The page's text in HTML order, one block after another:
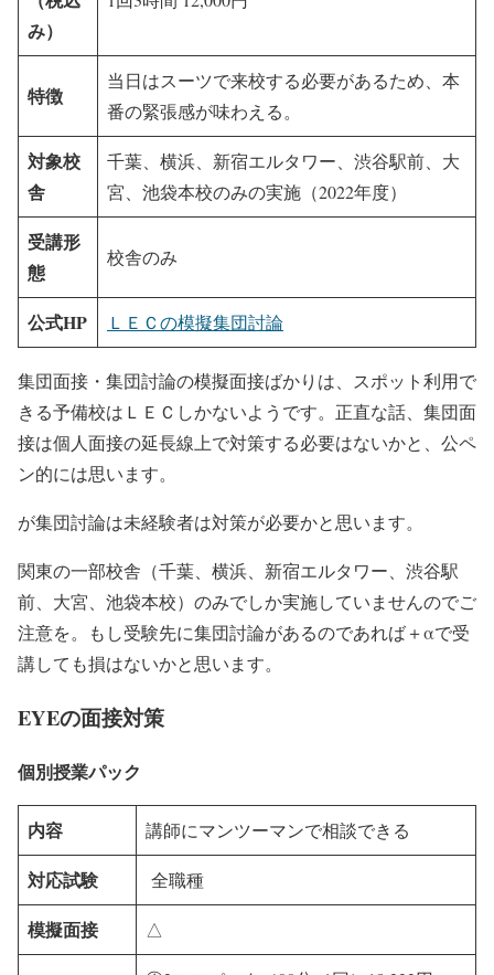
み）
特徴
当日はスーツで来校する必要があるため、本
番の緊張感が味わえる。
対象校
舎
千葉、横浜、新宿エルタワー、渋谷駅前、大
宮、池袋本校のみの実施（2022年度）
受講形
態
校舎のみ
公式HP ＬＥＣの模擬集団討論
集団面接・集団討論の模擬面接ばかりは、スポット利用で
きる予備校はＬＥＣしかないようです。正直な話、集団面
接は個人面接の延長線上で対策する必要はないかと、公ペ
ン的には思います。
が集団討論は未経験者は対策が必要かと思います。
関東の一部校舎（千葉、横浜、新宿エルタワー、渋谷駅
前、大宮、池袋本校）のみでしか実施していませんのでご
注意を。もし受験先に集団討論があるのであれば＋αで受
講しても損はないかと思います。
EYEの面接対策
個別授業パック
内容 講師にマンツーマンで相談できる
対応試験 全職種
模擬面接 △